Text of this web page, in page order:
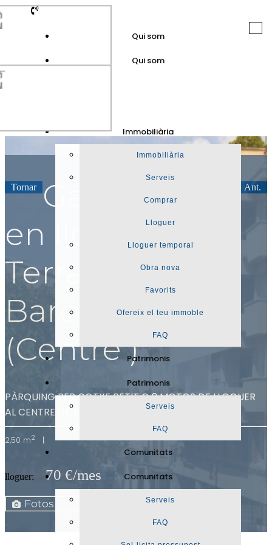
Qui som
Qui som
Immobiliària
Immobiliària
Serveis
Comprar
Lloguer
Lloguer temporal
Obra nova
Favorits
Ofereix el teu immoble
FAQ
Patrimonis
Patrimonis
Serveis
FAQ
Comunitats
Comunitats
Serveis
FAQ
Tornar Ant.
Garatge
en lloguer a
Terrassa,
Barcelona
(Centre )
PÀRQUING PER COTXE PETIT O 2 MOTOS DE LLOGUER
AL CENTRE DE TERRASSA
(ref. 12449)
2,50 m2 |
lloguer: 70 €/mes
Fotos